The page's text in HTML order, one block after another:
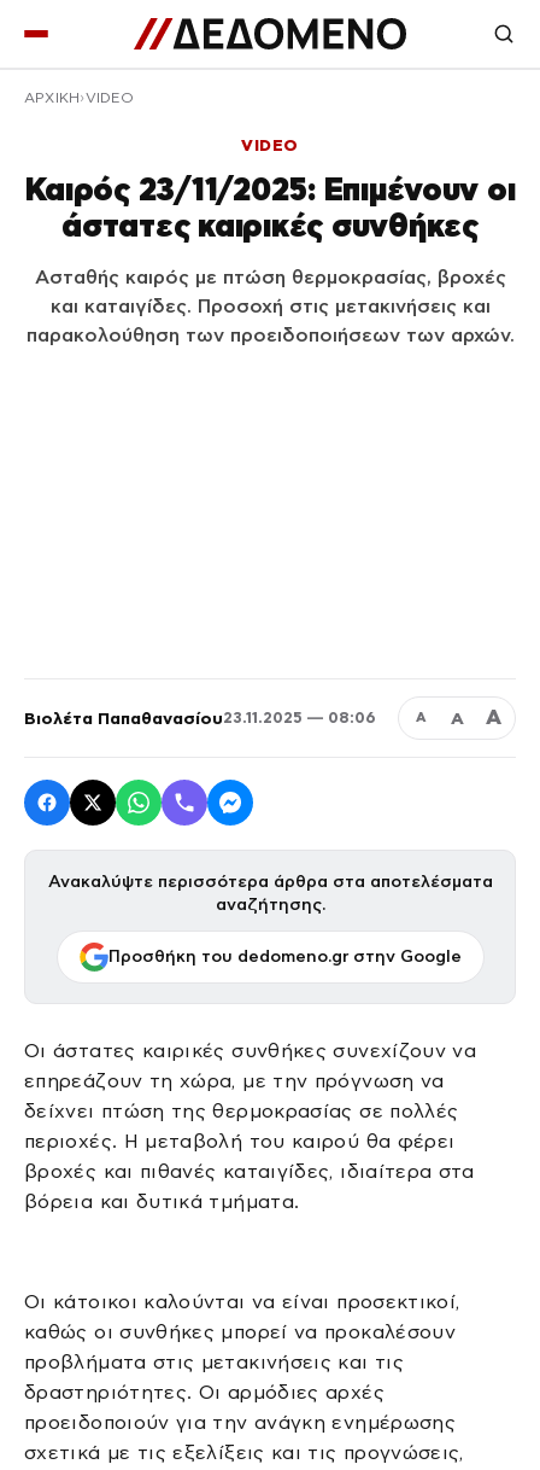
ΑΡΧΙΚΉ VIDEO
VIDEO
Καιρός 23/11/2025: Επιμένουν οι
άστατες καιρικές συνθήκες
Ασταθής καιρός με πτώση θερμοκρασίας, βροχές
και καταιγίδες. Προσοχή στις μετακινήσεις και
παρακολούθηση των προειδοποιήσεων των αρχών.
Βιολέτα Παπαθανασίου23.11.2025 — 08:06 Α Α Α
Ανακαλύψτε περισσότερα άρθρα στα αποτελέσματα
αναζήτησης.
Προσθήκη του dedomeno.gr στην Google
Οι άστατες καιρικές συνθήκες συνεχίζουν να
επηρεάζουν τη χώρα, με την πρόγνωση να
δείχνει πτώση της θερμοκρασίας σε πολλές
περιοχές. Η μεταβολή του καιρού θα φέρει
βροχές και πιθανές καταιγίδες, ιδιαίτερα στα
βόρεια και δυτικά τμήματα.
Οι κάτοικοι καλούνται να είναι προσεκτικοί,
καθώς οι συνθήκες μπορεί να προκαλέσουν
προβλήματα στις μετακινήσεις και τις
δραστηριότητες. Οι αρμόδιες αρχές
προειδοποιούν για την ανάγκη ενημέρωσης
σχετικά με τις εξελίξεις και τις προγνώσεις,